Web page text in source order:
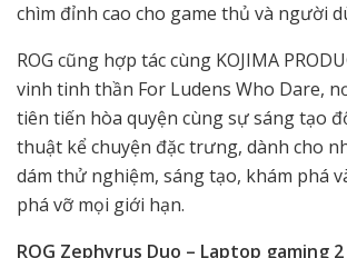
chìm đỉnh cao cho game thủ và người
ROG cũng hợp tác cùng KOJIMA
vinh tinh thần For Ludens Who Dare,
tiên tiến hòa quyện cùng sự sáng tạo
thuật kể chuyện đặc trưng, dành cho
dám thử nghiệm, sáng tạo, khám phá
phá vỡ mọi giới hạn.
ROG Zephyrus Duo – Laptop gaming